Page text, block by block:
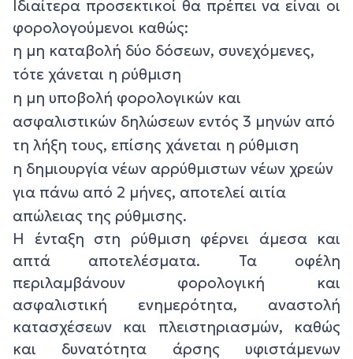
Ιδιαίτερα προσεκτικοί θα πρέπει να είναι οι
φορολογούμενοι καθώς:
η μη καταβολή δύο δόσεων, συνεχόμενες,
τότε χάνεται η ρύθμιση
η μη υποβολή φορολογικών και
ασφαλιστικών δηλώσεων εντός 3 μηνών από
τη λήξη τους, επίσης χάνεται η ρύθμιση
η δημιουργία νέων αρρύθμιστων νέων χρεών
για πάνω από 2 μήνες, αποτελεί αιτία
απώλειας της ρύθμισης.
Η ένταξη στη ρύθμιση φέρνει άμεσα και
απτά αποτελέσματα. Τα οφέλη
περιλαμβάνουν φορολογική και
ασφαλιστική ενημερότητα, αναστολή
κατασχέσεων και πλειστηριασμών, καθώς
και δυνατότητα άρσης υφιστάμενων